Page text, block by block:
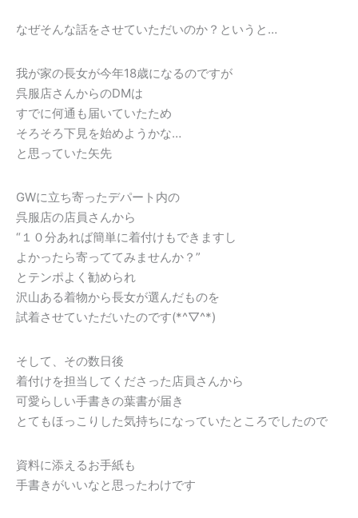
なぜそんな話をさせていただいのか？というと…
我が家の長女が今年18歳になるのですが
呉服店さんからのDMは
すでに何通も届いていたため
そろそろ下見を始めようかな…
と思っていた矢先
GWに立ち寄ったデパート内の
呉服店の店員さんから
“１０分あれば簡単に着付けもできますし
よかったら寄っててみませんか？”
とテンポよく勧められ
沢山ある着物から長女が選んだものを
試着させていただいたのです(*^▽^*)
そして、その数日後
着付けを担当してくださった店員さんから
可愛らしい手書きの葉書が届き
とてもほっこりした気持ちになっていたところでしたので
資料に添えるお手紙も
手書きがいいなと思ったわけです